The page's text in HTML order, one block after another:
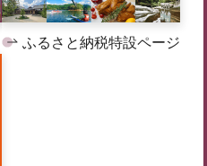
ふるさと納税特設ページ